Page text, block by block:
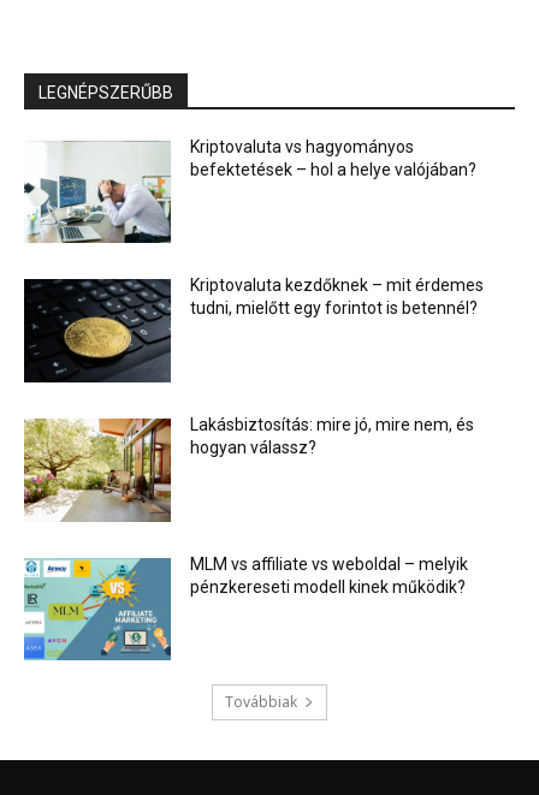
LEGNÉPSZERŰBB
Kriptovaluta vs hagyományos
befektetések – hol a helye valójában?
Kriptovaluta kezdőknek – mit érdemes
tudni, mielőtt egy forintot is betennél?
Lakásbiztosítás: mire jó, mire nem, és
hogyan válassz?
MLM vs affiliate vs weboldal – melyik
pénzkereseti modell kinek működik?
Továbbiak